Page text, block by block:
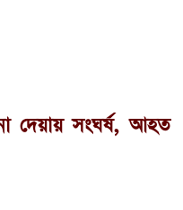
দেয়ায় সংঘর্ষ, আহত